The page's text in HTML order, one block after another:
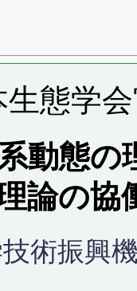
態学
動態の
論の協
術振興